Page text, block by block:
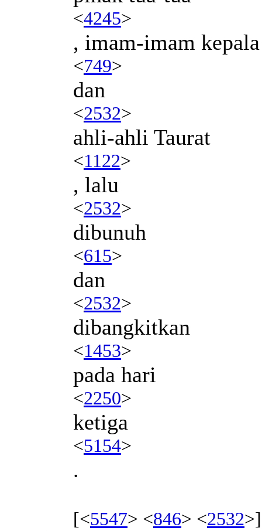
<4245>
, imam-imam kepala
<749>
dan
<2532>
ahli-ahli Taurat
<1122>
, lalu
<2532>
dibunuh
<615>
dan
<2532>
dibangkitkan
<1453>
pada hari
<2250>
ketiga
<5154>
.
[<5547> <846> <2532>]